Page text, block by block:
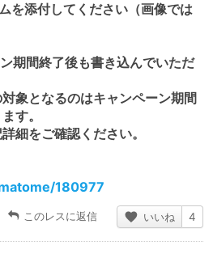
添付してください（画像では
期間終了後も書き込んでいただ
象となるのはキャンペーン期間
す。
細をご確認ください。
180977
このレスに返信 いいね 4